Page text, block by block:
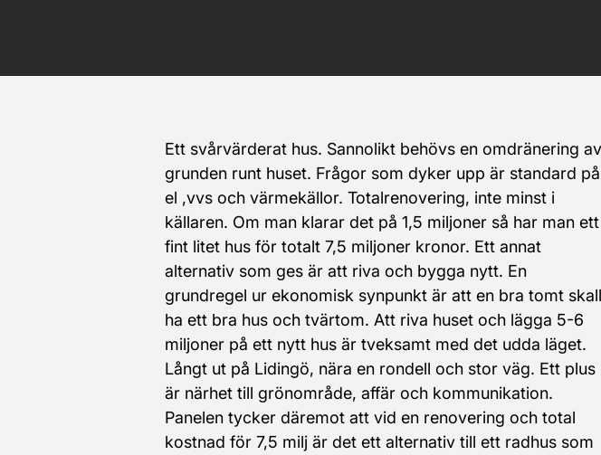
Ett svårvärderat hus. Sannolikt behövs en omdränering av
grunden runt huset. Frågor som dyker upp är standard på
el ,vvs och värmekällor. Totalrenovering, inte minst i
källaren. Om man klarar det på 1,5 miljoner så har man ett
fint litet hus för totalt 7,5 miljoner kronor. Ett annat
alternativ som ges är att riva och bygga nytt. En
grundregel ur ekonomisk synpunkt är att en bra tomt skall
ha ett bra hus och tvärtom. Att riva huset och lägga 5-6
miljoner på ett nytt hus är tveksamt med det udda läget.
Långt ut på Lidingö, nära en rondell och stor väg. Ett plus
är närhet till grönområde, affär och kommunikation.
Panelen tycker däremot att vid en renovering och total
kostnad för 7,5 milj är det ett alternativ till ett radhus som